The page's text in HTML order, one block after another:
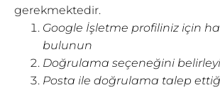
gerekmektedir.
Google İşletme profiliniz için
bulunun
Doğrulama seçeneğini
Posta ile doğrulama talep